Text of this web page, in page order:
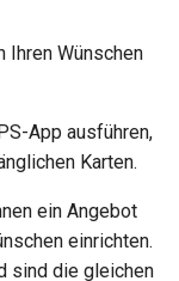
Ihren Wünschen
App ausführen,
Karten.
ein Angebot
einrichten.
sind die gleichen